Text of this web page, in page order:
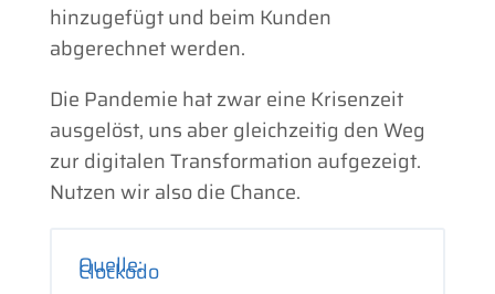
hinzugefügt und beim Kunden
abgerechnet werden.
Die Pandemie hat zwar eine Krisenzeit
ausgelöst, uns aber gleichzeitig den Weg
zur digitalen Transformation aufgezeigt.
Nutzen wir also die Chance.
Quelle:
Clockodo